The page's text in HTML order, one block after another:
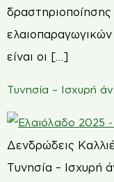
είναι οι […]
Τυνησία – Ισχυρή
Δενδρώδεις
Τυνησία – Ισχυρή